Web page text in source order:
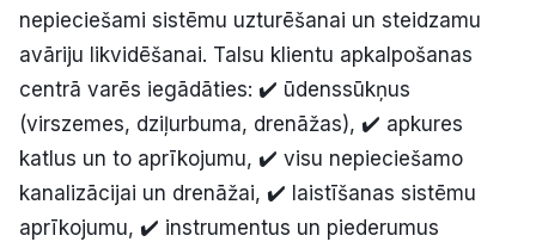
nepieciešami sistēmu uzturēšanai un steidzamu
avāriju likvidēšanai. Talsu klientu apkalpošanas
centrā varēs iegādāties: ✔️ ūdenssūkņus
(virszemes, dziļurbuma, drenāžas), ✔️ apkures
katlus un to aprīkojumu, ✔️ visu nepieciešamo
kanalizācijai un drenāžai, ✔️ laistīšanas sistēmu
aprīkojumu, ✔️ instrumentus un piederumus